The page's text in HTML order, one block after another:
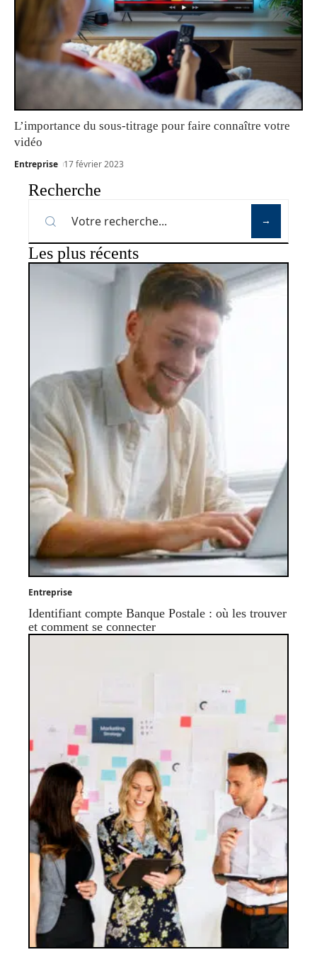
L’importance du sous-titrage pour faire connaître votre
vidéo
Entreprise 17 février 2023
Recherche
Les plus récents
Entreprise
Identifiant compte Banque Postale : où les trouver
et comment se connecter